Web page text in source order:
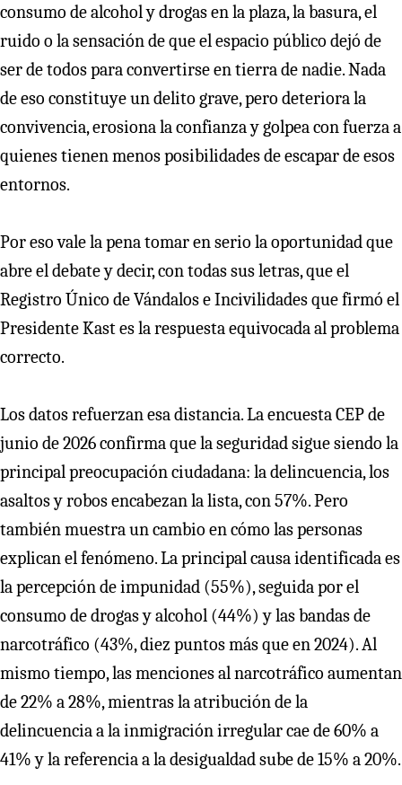
consumo de alcohol y drogas en la plaza, la basura, el
ruido o la sensación de que el espacio público dejó de
ser de todos para convertirse en tierra de nadie. Nada
de eso constituye un delito grave, pero deteriora la
convivencia, erosiona la confianza y golpea con fuerza a
quienes tienen menos posibilidades de escapar de esos
entornos.
Por eso vale la pena tomar en serio la oportunidad que
abre el debate y decir, con todas sus letras, que el
Registro Único de Vándalos e Incivilidades que firmó el
Presidente Kast es la respuesta equivocada al problema
correcto.
Los datos refuerzan esa distancia. La encuesta CEP de
junio de 2026 confirma que la seguridad sigue siendo la
principal preocupación ciudadana: la delincuencia, los
asaltos y robos encabezan la lista, con 57%. Pero
también muestra un cambio en cómo las personas
explican el fenómeno. La principal causa identificada es
la percepción de impunidad (55%), seguida por el
consumo de drogas y alcohol (44%) y las bandas de
narcotráfico (43%, diez puntos más que en 2024). Al
mismo tiempo, las menciones al narcotráfico aumentan
de 22% a 28%, mientras la atribución de la
delincuencia a la inmigración irregular cae de 60% a
41% y la referencia a la desigualdad sube de 15% a 20%.